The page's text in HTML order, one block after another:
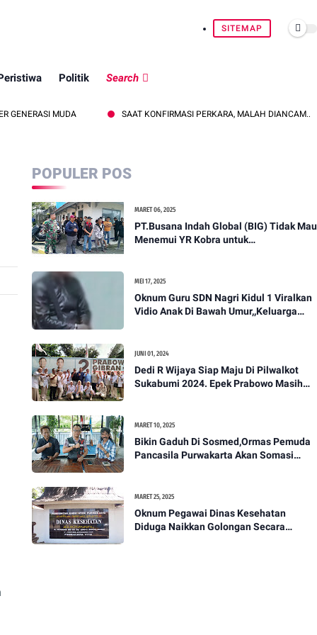
SITEMAP
Politik Search
SAAT KONFIRMASI PERKARA, MALAH DIANCAM..??? DUGAAN
POPULER POS
MARET 06, 2025
PT.Busana Indah Global (BIG) Tidak Mau
Menemui YR Kobra untuk
MEI 17, 2025
Oknum Guru SDN Nagri Kidul 1 Viralkan
Vidio Anak Di Bawah Umur,,Keluarga
JUNI 01, 2024
Dedi R Wijaya Siap Maju Di Pilwalkot
Sukabumi 2024. Epek Prabowo Masih
MARET 10, 2025
Bikin Gaduh Di Sosmed,Ormas Pemuda
Pancasila Purwakarta Akan Somasi
MARET 25, 2025
Oknum Pegawai Dinas Kesehatan
Diduga Naikkan Golongan Secara